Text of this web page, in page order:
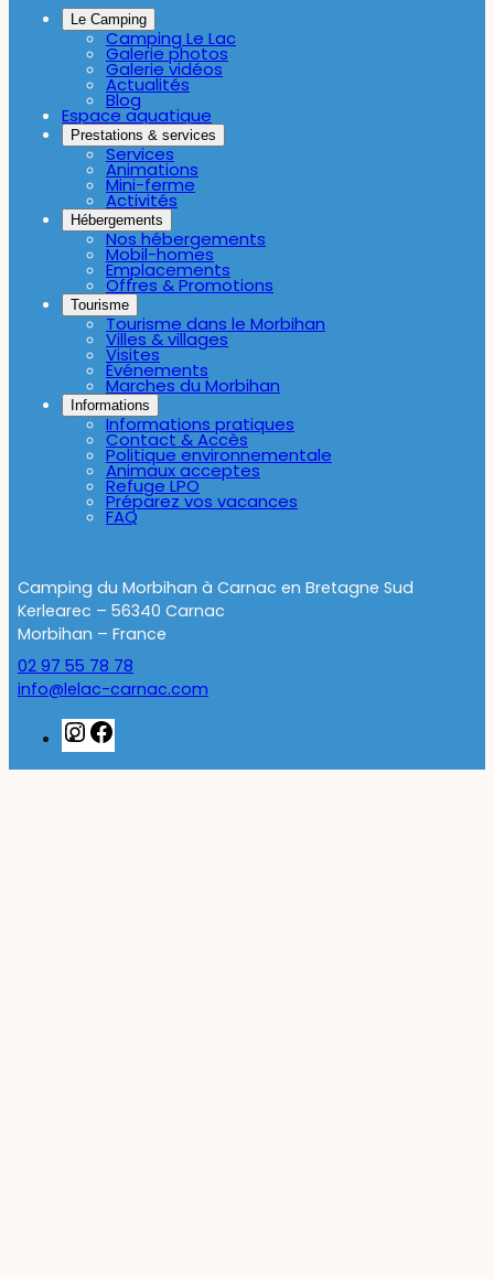
Le Camping
Camping Le Lac
Galerie photos
Galerie vidéos
Actualités
Blog
Espace aquatique
Prestations & services
Services
Animations
Mini-ferme
Activités
Hébergements
Nos hébergements
Mobil-homes
Emplacements
Offres & Promotions
Tourisme
Tourisme dans le Morbihan
Villes & villages
Visites
Événements
Marches du Morbihan
Informations
Informations pratiques
Contact & Accès
Politique environnementale
Animaux acceptes
Refuge LPO
Préparez vos vacances
FAQ
Camping du Morbihan à Carnac en Bretagne Sud
Kerlearec – 56340 Carnac
Morbihan – France
02 97 55 78 78
info@lelac-carnac.com
Instagram